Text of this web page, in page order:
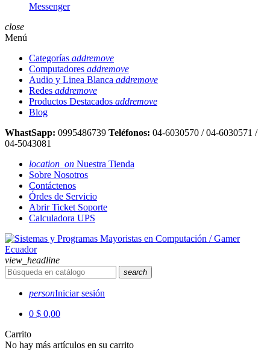
Messenger
close
Menú
Categorías addremove
Computadores addremove
Audio y Linea Blanca addremove
Redes addremove
Productos Destacados addremove
Blog
WhastSapp: 0995486739 Teléfonos: 04-6030570 / 04-6030571 /
04-5043081
location_on Nuestra Tienda
Sobre Nosotros
Contáctenos
Órdes de Servicio
Abrir Ticket Soporte
Calculadora UPS
view_headline
search
personIniciar sesión
0 $ 0,00
Carrito
No hay más artículos en su carrito